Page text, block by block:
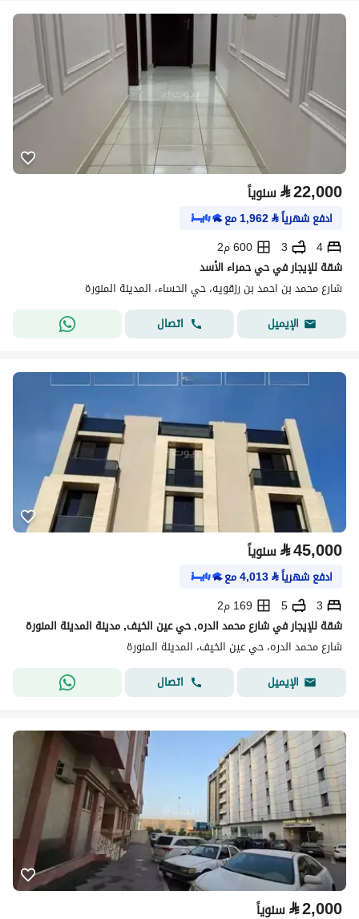
⃁22,000 سنوياً
ادفع شهرياً⃁
1,962مع
4
3
600 م2
شقة للإيجار في حي حمراء الأسد
شارع محمد بن احمد بن رزقويه، حي الحساء، المدينة المنورة
الإيميل
اتصال
⃁45,000 سنوياً
ادفع شهرياً⃁
4,013مع
3
5
169 م2
شقة للإيجار في شارع محمد الدره, حي عين الخيف, مدينة المدينة المنورة
شارع محمد الدره، حي عين الخيف، المدينة المنورة
الإيميل
اتصال
⃁2,000 سنوياً